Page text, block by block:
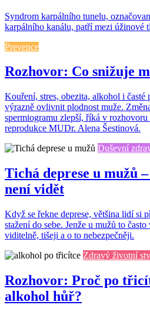
Syndrom karpálního tunelu,
karpálního kanálu, patří mezi úžinové
Prevence
Rozhovor: Co snižuje
Kouření, stres, obezita, alkohol i časté
výrazně ovlivnit plodnost muže.
spermiogramu zlepší, říká v
reprodukce MUDr. Alena Šestinová.
Duševní
Tichá deprese u mužů
není vidět
Když se řekne deprese, většina lidí si
stažení do sebe. Jenže u mužů to
viditelně, tišeji a o to nebezpečněji.
Zdravý životní
Rozhovor: Proč po
alkohol hůř?